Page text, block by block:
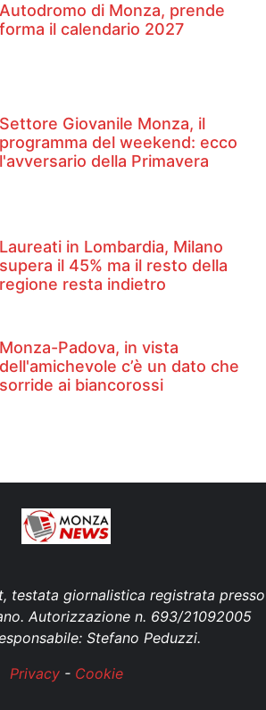
Autodromo di Monza, prende
forma il calendario 2027
Settore Giovanile Monza, il
programma del weekend: ecco
l'avversario della Primavera
Laureati in Lombardia, Milano
supera il 45% ma il resto della
regione resta indietro
Monza-Padova, in vista
dell'amichevole c’è un dato che
sorride ai biancorossi
testata giornalistica registrata presso
Autorizzazione n. 693/21092005
Stefano Peduzzi.
Privacy- Cookie